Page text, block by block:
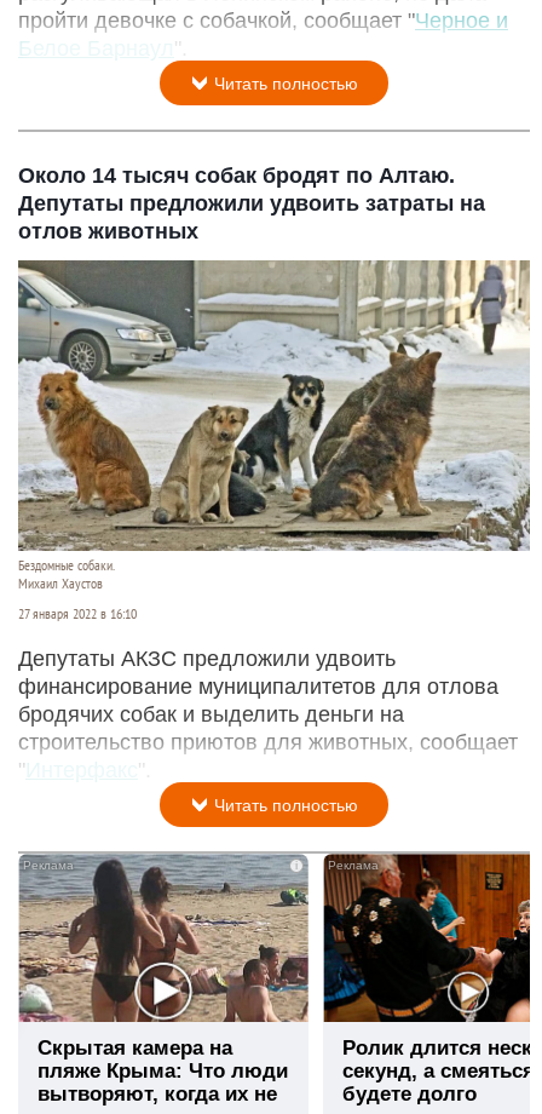
пройти девочке с собачкой, сообщает "Черное и
Белое Барнаул ".
Читать полностью
Около 14 тысяч собак бродят по Алтаю.
Депутаты предложили удвоить затраты на
отлов животных
Бездомные собаки.
Михаил Хаустов
27 января 2022 в 16:10
Депутаты АКЗС предложили удвоить
финансирование муниципалитетов для отлова
бродячих собак и выделить деньги на
строительство приютов для животных, сообщает
"Интерфакс ".
Читать полностью
i
Скрытая камера на
пляже Крыма: Что люди
вытворяют, когда их не
Ролик длится
секунд, а
будете долго